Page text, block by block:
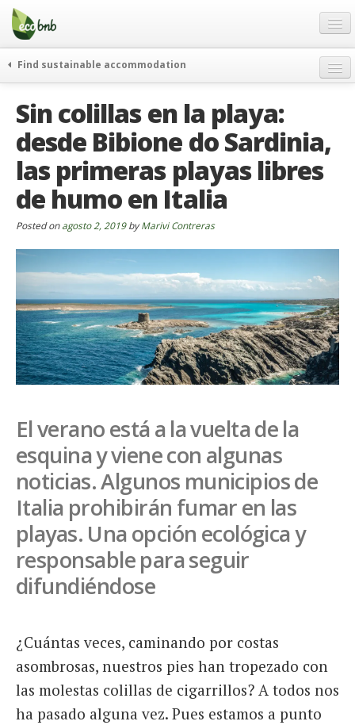
Menu
Skip
content
Ofertas
Acerca de
FAQ
Contacto
Spanish
German
Spanish
French
Italiano
Find sustainable accommodation
Eco hotels
Curiosidades
Sin colillas en la playa:
desde Bibione do Sardinia,
las primeras playas libres
de humo en Italia
Posted onagosto 2, 2019byMarivi Contreras
El verano está a la vuelta de la
esquina y viene con algunas
noticias. Algunos municipios de
Italia prohibirán fumar en las
playas. Una opción ecológica y
responsable para seguir
difundiéndose
¿Cuántas veces, caminando por costas
asombrosas, nuestros pies han tropezado con
las molestas colillas de cigarrillos? A todos nos
ha pasado alguna vez. Pues estamos a punto